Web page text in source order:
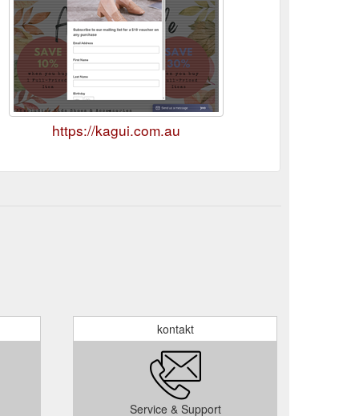
https://kagui.com.au
kontakt
Service & Support